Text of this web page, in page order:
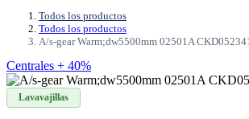
Todos los productos
Todos los productos
A/s-gear Warm;dw5500mm 02501A
Centrales + 40%
Lavavajillas